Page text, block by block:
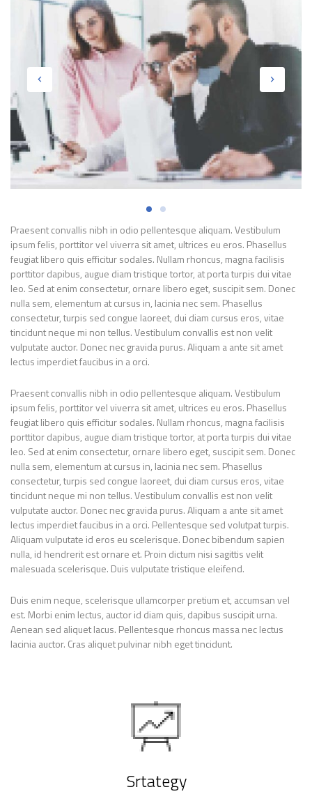
Praesent convallis nibh in odio pellentesque aliquam. Vestibulum
ipsum felis, porttitor vel viverra sit amet, ultrices eu eros. Phasellus
feugiat libero quis efficitur sodales. Nullam rhoncus, magna facilisis
porttitor dapibus, augue diam tristique tortor, at porta turpis dui vitae
leo. Sed at enim consectetur, ornare libero eget, suscipit sem. Donec
nulla sem, elementum at cursus in, lacinia nec sem. Phasellus
consectetur, turpis sed congue laoreet, dui diam cursus eros, vitae
tincidunt neque mi non tellus. Vestibulum convallis est non velit
vulputate auctor. Donec nec gravida purus. Aliquam a ante sit amet
lectus imperdiet faucibus in a orci.
Praesent convallis nibh in odio pellentesque aliquam. Vestibulum
ipsum felis, porttitor vel viverra sit amet, ultrices eu eros. Phasellus
feugiat libero quis efficitur sodales. Nullam rhoncus, magna facilisis
porttitor dapibus, augue diam tristique tortor, at porta turpis dui vitae
leo. Sed at enim consectetur, ornare libero eget, suscipit sem. Donec
nulla sem, elementum at cursus in, lacinia nec sem. Phasellus
consectetur, turpis sed congue laoreet, dui diam cursus eros, vitae
tincidunt neque mi non tellus. Vestibulum convallis est non velit
vulputate auctor. Donec nec gravida purus. Aliquam a ante sit amet
lectus imperdiet faucibus in a orci. Pellentesque sed volutpat turpis.
Aliquam vulputate id eros eu scelerisque. Donec bibendum sapien
nulla, id hendrerit est ornare et. Proin dictum nisi sagittis velit
malesuada scelerisque. Duis vulputate tristique eleifend.
Duis enim neque, scelerisque ullamcorper pretium et, accumsan vel
est. Morbi enim lectus, auctor id diam quis, dapibus suscipit urna.
Aenean sed aliquet lacus. Pellentesque rhoncus massa nec lectus
lacinia auctor. Cras aliquet pulvinar nibh eget tincidunt.
Srtategy